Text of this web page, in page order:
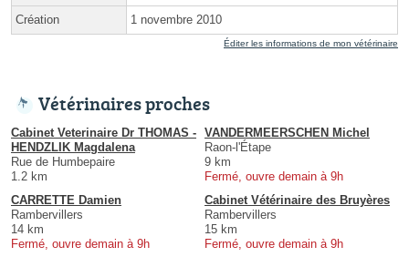
Création 1 novembre 2010
Éditer les informations de mon vétérinaire
Vétérinaires proches
Cabinet Veterinaire Dr THOMAS -
HENDZLIK Magdalena
Rue de Humbepaire
1.2 km
VANDERMEERSCHEN Michel
Raon-l'Étape
9 km
Fermé, ouvre demain à 9h
CARRETTE Damien
Rambervillers
14 km
Fermé, ouvre demain à 9h
Cabinet Vétérinaire des Bruyères
Rambervillers
15 km
Fermé, ouvre demain à 9h